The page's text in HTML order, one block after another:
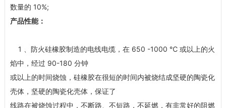
数量的 10%;
产品性能：
1 、防火硅橡胶制造的电线电缆，在 650 -1000 ℃ 或以上的火
焰中，经过 90-180 分钟
或以上的时间烧蚀，硅橡胶在很短的时间内被烧结成坚硬的陶瓷化
壳体，坚硬的陶瓷化壳体，保证了
线路在被烧蚀过程中，不断路、不短路，不延燃，有非常好的阻燃